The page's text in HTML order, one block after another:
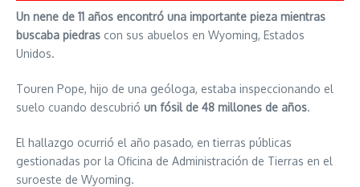
Un nene de 11 años encontró una importante pieza mientras
buscaba piedras con sus abuelos en Wyoming, Estados
Unidos.
Touren Pope, hijo de una geóloga, estaba inspeccionando el
suelo cuando descubrió un fósil de 48 millones de años.
El hallazgo ocurrió el año pasado, en tierras públicas
gestionadas por la Oficina de Administración de Tierras en el
suroeste de Wyoming.